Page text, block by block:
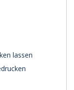
lassen